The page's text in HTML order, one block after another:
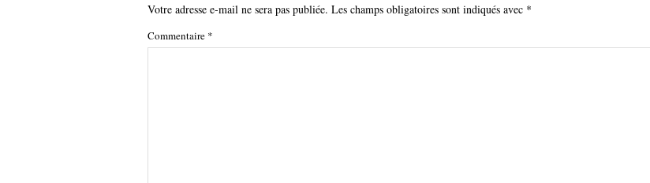
Votre adresse e-mail ne sera pas publiée. Les champs obligatoires sont indiqués avec *
Commentaire *